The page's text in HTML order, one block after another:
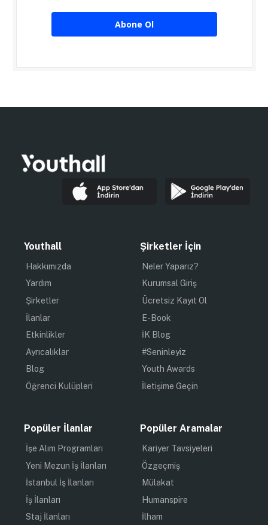
Abone Ol
Youthall
Hakkımızda
Yardım
Şirketler
İlanlar
Etkinlikler
Ayrıcalıklar
Blog
Öğrenci Kulüpleri
Şirketler İçin
Neler Yaparız?
Kurumsal Giriş
Ücretsiz Kayıt Ol
E-Book
İK Blog
#Seninleyiz
Youth Awards
İletişime Geçin
Popüler İlanlar
İşe Alım Programları
Yeni Mezun İş İlanları
İstanbul İş İlanları
İş İlanları
Staj İlanları
Popüler Aramalar
Kariyer Tavsiyeleri
Özgeçmiş
Mülakat
Humanspire
İlham